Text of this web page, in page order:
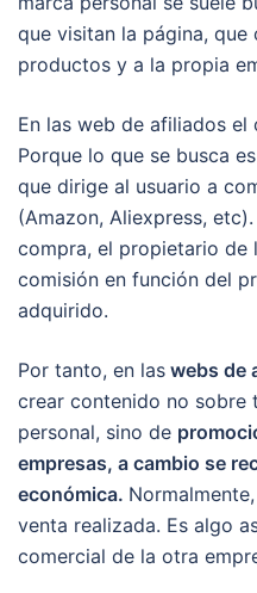
que visitan la página,
productos y a la propia
En las web de afiliados el
Porque lo que se busca
que dirige al usuario a
(Amazon, Aliexpress,
compra, el propietario de
comisión en función del
adquirido.
Por tanto, en las webs de
crear contenido no sobre
personal, sino de
empresas, a cambio se
económica.
venta realizada. Es algo
comercial de la otra